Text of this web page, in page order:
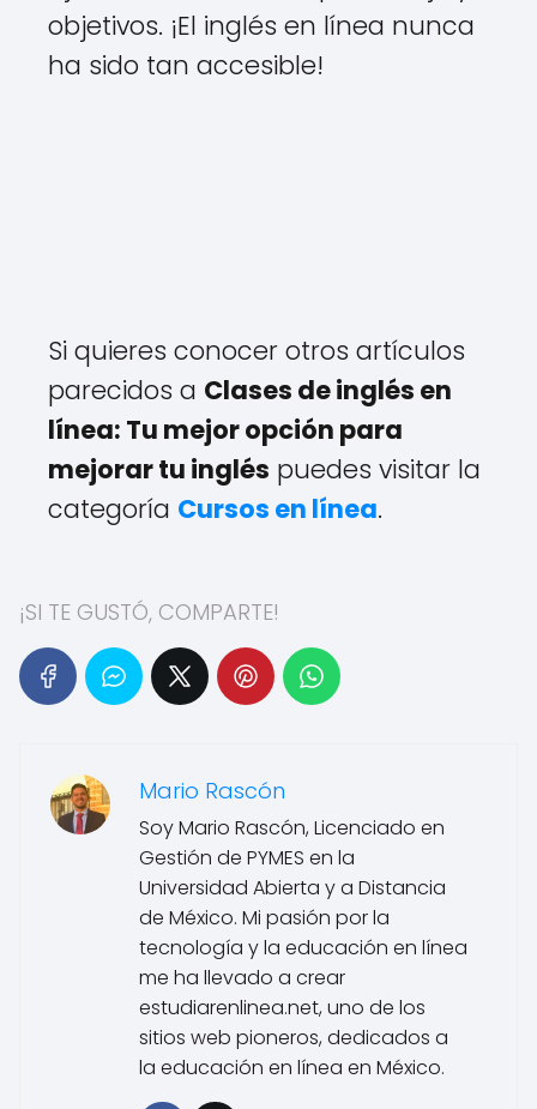
objetivos. ¡El inglés en línea nunca
ha sido tan accesible!
Si quieres conocer otros artículos
parecidos a Clases de inglés en
línea: Tu mejor opción para
mejorar tu inglés puedes visitar la
categoría Cursos en línea.
¡SI TE GUSTÓ, COMPARTE!
Mario Rascón
Soy Mario Rascón, Licenciado en
Gestión de PYMES en la
Universidad Abierta y a Distancia
de México. Mi pasión por la
tecnología y la educación en línea
me ha llevado a crear
estudiarenlinea.net, uno de los
sitios web pioneros, dedicados a
la educación en línea en México.